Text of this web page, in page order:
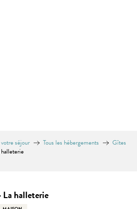
séjour Tous les hébergements
Gîtes
halleterie